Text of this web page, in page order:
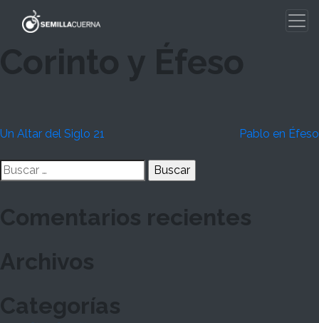
Corinto y Éfeso
Navegación
de
Un Altar del Siglo 21 Pablo en Éfeso
Buscar:
Comentarios recientes
Archivos
Categorías